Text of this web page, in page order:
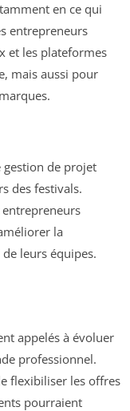
en ce qui
entrepreneurs
et les plateformes
mais aussi pour
gestion de projet
des festivals.
entrepreneurs
la
leurs équipes.
appelés à évoluer
professionnel.
flexibiliser les offres
pourraient